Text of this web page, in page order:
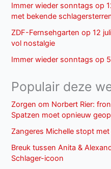
Immer wieder sonntags op
met bekende
ZDF-Fernsehgarten op 12
vol nostalgie
Immer wieder sonntags op 5
Populair deze
Zorgen om Norbert Rier:
Spatzen moet opnieuw
Zangeres Michelle stopt
Breuk tussen Anita &
Schlager-icoon